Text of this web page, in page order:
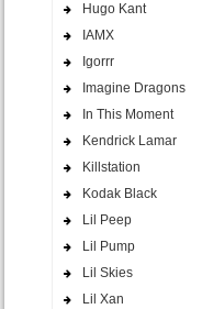
Hugo Kant
IAMX
Igorrr
Imagine Dragons
In This Moment
Kendrick Lamar
Killstation
Kodak Black
Lil Peep
Lil Pump
Lil Skies
Lil Xan